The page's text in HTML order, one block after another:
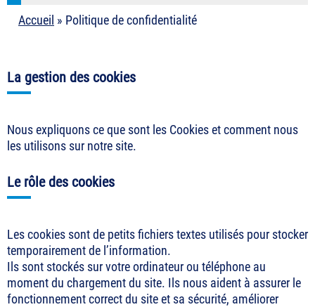
Accueil » Politique de confidentialité
La gestion des cookies
Nous expliquons ce que sont les Cookies et comment nous
les utilisons sur notre site.
Le rôle des cookies
Les cookies sont de petits fichiers textes utilisés pour stocker
temporairement de l’information.
Ils sont stockés sur votre ordinateur ou téléphone au
moment du chargement du site. Ils nous aident à assurer le
fonctionnement correct du site et sa sécurité, améliorer